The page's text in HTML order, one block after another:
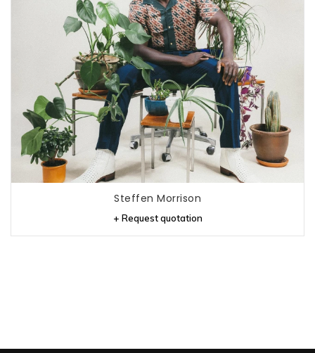
Steffen Morrison
+ Request quotation